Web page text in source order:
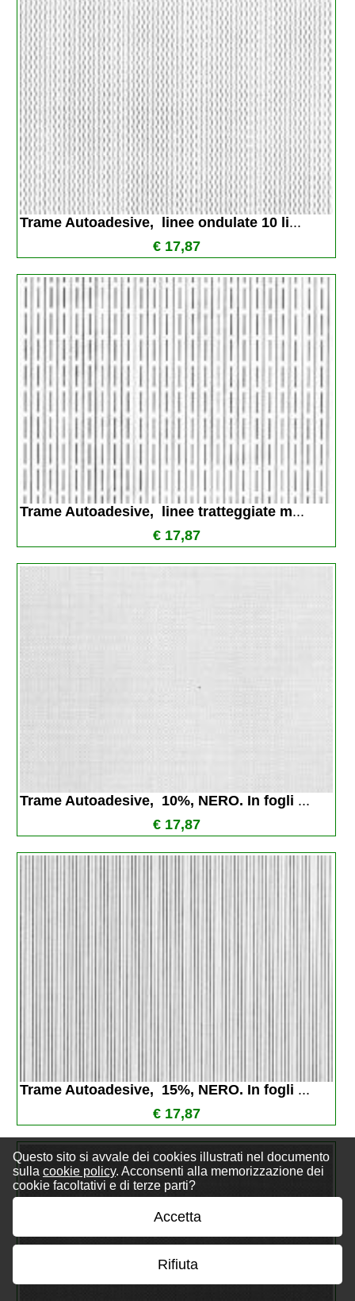
Questo sito si avvale dei cookies illustrati nel documento
sulla cookie policy. Acconsenti alla memorizzazione dei
cookie facoltativi e di terze parti?
Accetta
Rifiuta
Trame Autoadesive,  linee ondulate 10 li...
€ 17,87
Trame Autoadesive,  linee tratteggiate m...
€ 17,87
Trame Autoadesive,  10%, NERO. In fogli ...
€ 17,87
Trame Autoadesive,  15%, NERO. In fogli ...
€ 17,87